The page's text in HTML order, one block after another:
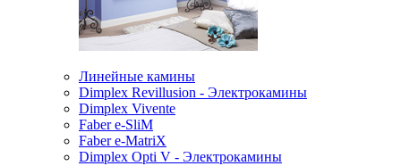
Линейные камины
Dimplex Revillusion - Электрокамины
Dimplex Vivente
Faber e-SliM
Faber e-MatriX
Dimplex Opti V - Электрокамины